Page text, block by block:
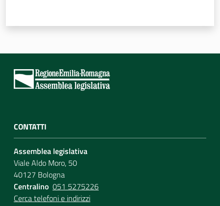
CONTATTI
Assemblea legislativa
Viale Aldo Moro, 50
40127 Bologna
Centralino 051 5275226
Cerca telefoni e indirizzi